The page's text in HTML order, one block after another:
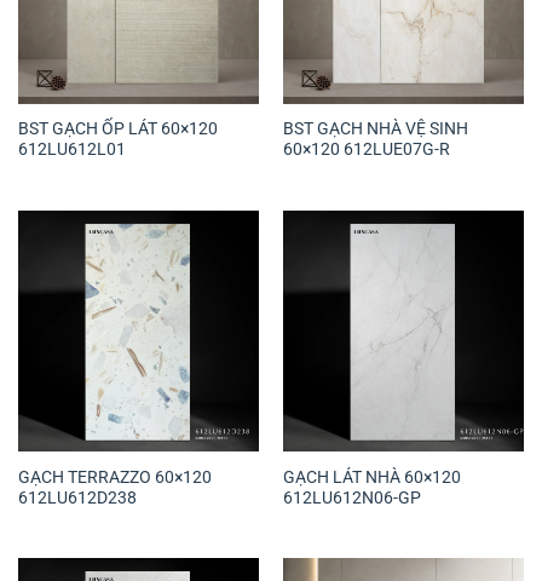
BST GẠCH ỐP LÁT 60×120
612LU612L01
BST GẠCH NHÀ VỆ SINH
60×120 612LUE07G-R
GẠCH TERRAZZO 60×120
612LU612D238
GẠCH LÁT NHÀ 60×120
612LU612N06-GP